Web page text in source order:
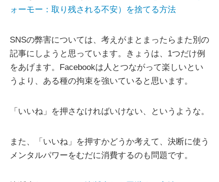
ォーモー：取り残される不安）を捨てる方法
SNSの弊害については、考えがまとまったらまた別の
記事にしようと思っています。きょうは、1つだけ例
をあげます。Facebookは人とつながって楽しいとい
うより、ある種の拘束を強いていると思います。
「いいね」を押さなければいけない、というような。
また、「いいね」を押すかどうか考えて、決断に使う
メンタルパワーをむだに消費するのも問題です。